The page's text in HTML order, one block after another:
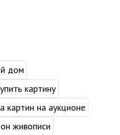
дом
картину
картин на аукционе
живописи